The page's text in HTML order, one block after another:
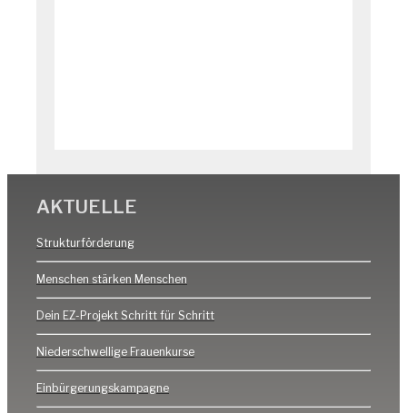
AKTUELLE
Strukturförderung
Menschen stärken Menschen
Dein EZ-Projekt Schritt für Schritt
Niederschwellige Frauenkurse
Einbürgerungskampagne